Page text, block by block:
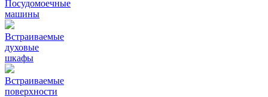
Посудомоечные
машины
Встраиваемые
духовые
шкафы
Встраиваемые
поверхности